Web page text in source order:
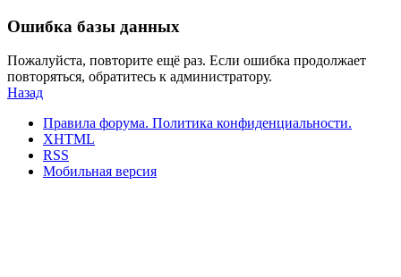
Ошибка базы данных
Пожалуйста, повторите ещё раз. Если ошибка продолжает
повторяться, обратитесь к администратору.
Назад
Правила форума. Политика конфиденциальности.
XHTML
RSS
Мобильная версия